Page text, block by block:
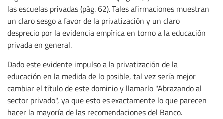
las escuelas privadas (pág. 62). Tales afirmaciones muestran
un claro sesgo a favor de la privatización y un claro
desprecio por la evidencia empírica en torno a la educación
privada en general.
Dado este evidente impulso a la privatización de la
educación en la medida de lo posible, tal vez sería mejor
cambiar el título de este dominio y llamarlo "Abrazando al
sector privado", ya que esto es exactamente lo que parecen
hacer la mayoría de las recomendaciones del Banco.